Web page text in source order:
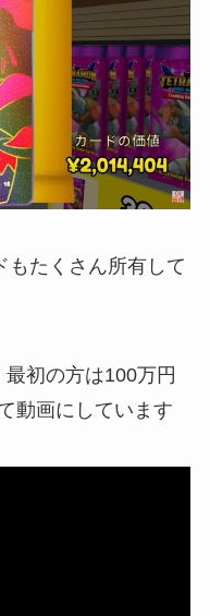
もたくさん所有して
初の方は100万円
動画にしています